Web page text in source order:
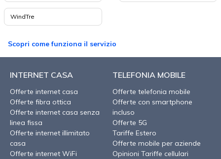
WindTre
Scopri come funziona il servizio
INTERNET CASA
Offerte internet casa
Offerte fibra ottica
Offerte internet casa senza
linea fissa
Offerte internet illimitato
casa
Offerte internet WiFi
TELEFONIA MOBILE
Offerte telefonia mobile
Offerte con smartphone
incluso
Offerte 5G
Tariffe Estero
Offerte mobile per aziende
Opinioni Tariffe cellulari